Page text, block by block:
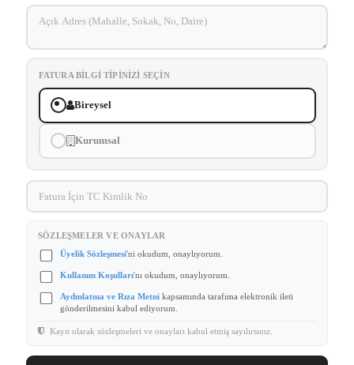
FATURA BILGI TIPINIZI SEÇIN
Bireysel
Kurumsal
SÖZLEŞMELER VE ONAYLAR
Üyelik Sözleşmesi'ni okudum, onaylıyorum.
Kullanım Koşulları'nı okudum, onaylıyorum.
Aydınlatma ve Rıza Metni kapsamında tarafıma elektronik ileti
gönderilmesini kabul ediyorum.
Kayıt olarak sözleşmeleri ve onayları kabul etmiş sayılırsınız.